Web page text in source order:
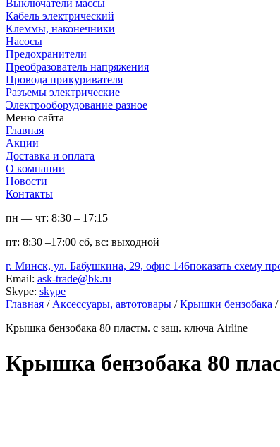
Выключатели массы
Кабель электрический
Клеммы, наконечники
Насосы
Предохранители
Преобразователь напряжения
Провода прикуривателя
Разъемы электрические
Электрооборудование разное
Меню сайта
Главная
Акции
Доставка и оплата
О компании
Новости
Контакты
пн — чт: 8:30 – 17:15
пт: 8:30 –17:00 сб, вс: выходной
г. Минск, ул. Бабушкина, 29, офис 146показать схему
Email: ask-trade@bk.ru
Skype: skype
Главная / Аксессуары, автотовары / Крышки бензобака /
Крышка бензобака 80 пластм. с защ. ключа Airline
Крышка бензобака 80